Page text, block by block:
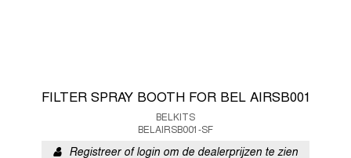
FILTER SPRAY BOOTH FOR BEL AIRSB001
BELKITS
BELAIRSB001-SF
Registreer of login om de dealerprijzen te zien